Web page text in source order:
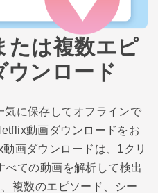
たは複数エピ
ウンロード
に保存してオフラインで
動画ダウンロードをお
画ダウンロードは、1クリ
べての動画を解析して検出
複数のエピソード、シー